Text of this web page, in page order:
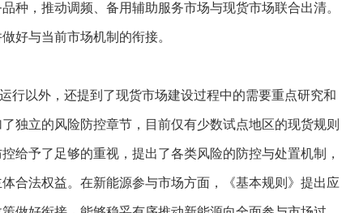
种，推动调频、备用辅助服务市场与现货市场联合出清。
好与当前市场机制的衔接。
以外，还提到了现货市场建设过程中的需要重点研究和
独立的风险防控章节，目前仅有少数试点地区的现货规则
给予了足够的重视，提出了各类风险的防控与处置机制，
合法权益。在新能源参与市场方面，《基本规则》提出应